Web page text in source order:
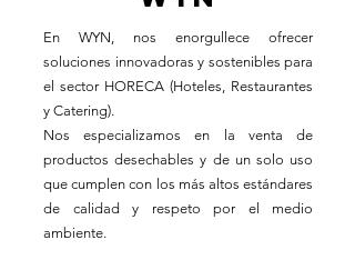
En WYN, nos enorgullece ofrecer
soluciones innovadoras y sostenibles para
el sector HORECA (Hoteles, Restaurantes
y Catering).
Nos especializamos en la venta de
productos desechables y de un solo uso
que cumplen con los más altos estándares
de calidad y respeto por el medio
ambiente.